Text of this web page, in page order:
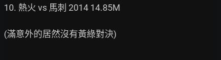
10. 熱火 vs 馬刺 2014 14.85M
(滿意外的居然沒有黃綠對決)